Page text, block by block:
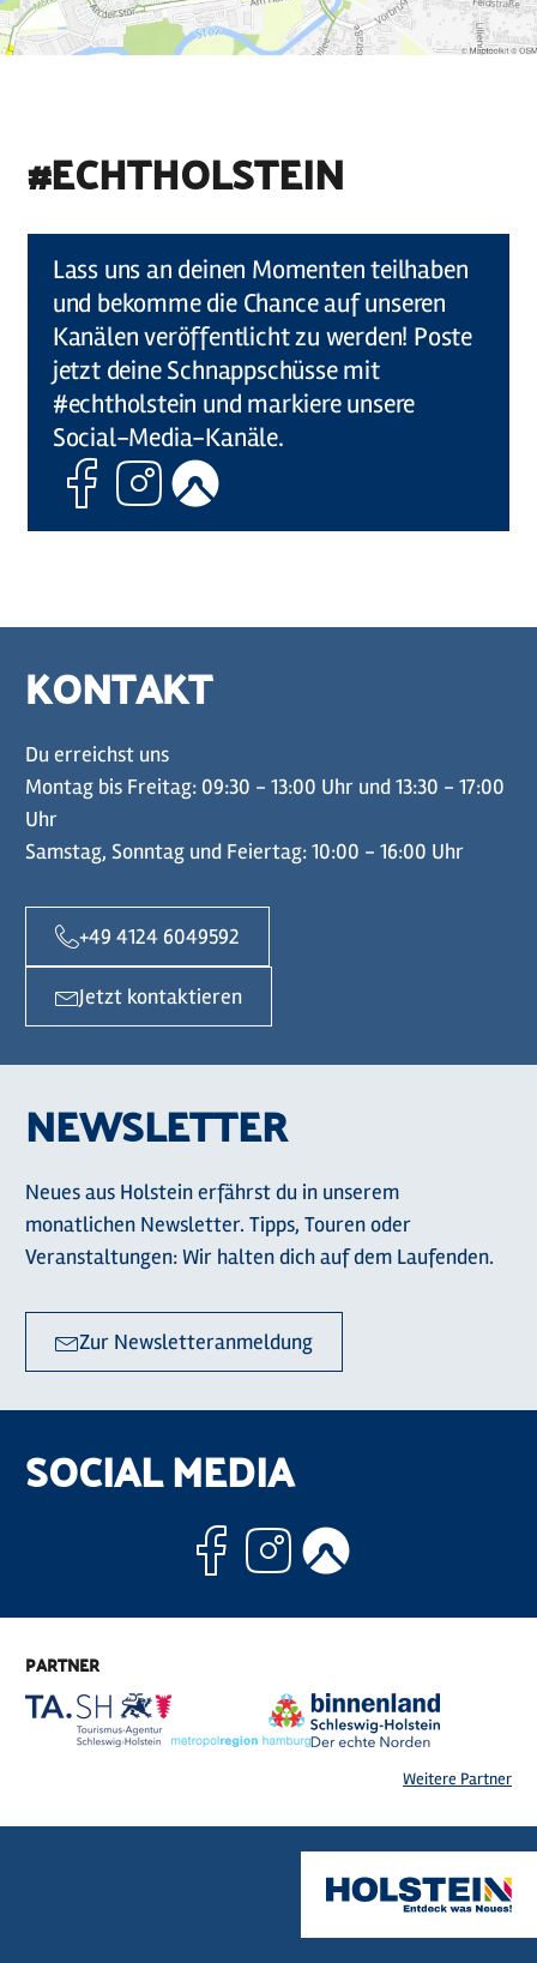
#ECHTHOLSTEIN
Lass uns an deinen Momenten teilhaben
und bekomme die Chance auf unseren
Kanälen veröffentlicht zu werden! Poste
jetzt deine Schnappschüsse mit
#echtholstein und markiere unsere
Social-Media-Kanäle.
FacebookInstagram
Komoot
KONTAKT
Du erreichst uns
Montag bis Freitag: 09:30 - 13:00 Uhr und 13:30 - 17:00
Uhr
Samstag, Sonntag und Feiertag: 10:00 - 16:00 Uhr
+49 4124 6049592
Jetzt kontaktieren
NEWSLETTER
Neues aus Holstein erfährst du in unserem
monatlichen Newsletter. Tipps, Touren oder
Veranstaltungen: Wir halten dich auf dem Laufenden.
Zur Newsletteranmeldung
SOCIAL MEDIA
Facebook
Instagram
PARTNER
Weitere Partner